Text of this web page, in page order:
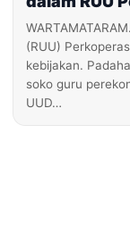
(RUU)
kebijakan.
soko guru
UUD…